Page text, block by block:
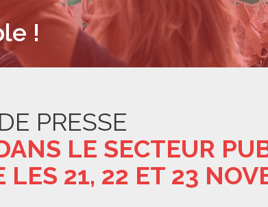
!
PRESSE
LE SECTEUR
LES 21, 22 ET 23